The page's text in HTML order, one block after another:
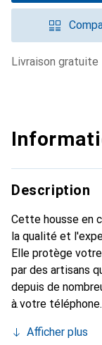
livraison gratuite
Description
Cette housse en
la qualité et
Elle protège
par des artisans
depuis de
à votre
l'accessoire chic
Afficher plus